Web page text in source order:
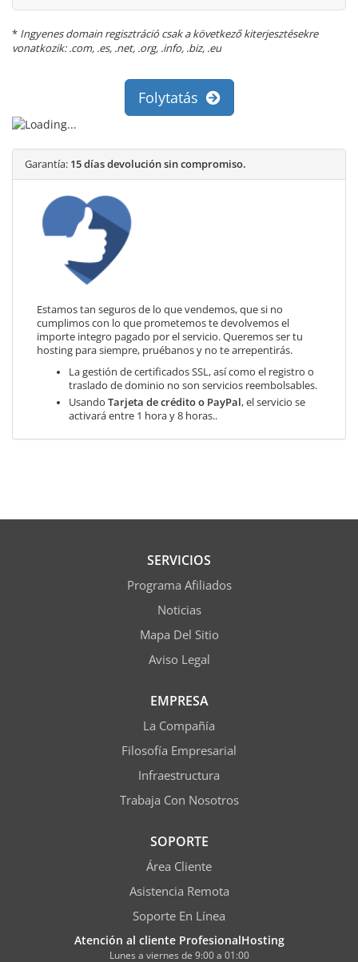
* Ingyenes domain regisztráció csak a következő kiterjesztésekre
vonatkozik: .com, .es, .net, .org, .info, .biz, .eu
Folytatás
Garantía: 15 días devolución sin compromiso.
Estamos tan seguros de lo que vendemos, que si no
cumplimos con lo que prometemos te devolvemos el
importe integro pagado por el servicio. Queremos ser tu
hosting para siempre, pruébanos y no te arrepentirás.
La gestión de certificados SSL, así como el registro o
traslado de dominio no son servicios reembolsables.
Usando Tarjeta de crédito o PayPal, el servicio se
activará entre 1 hora y 8 horas..
SERVICIOS
Programa Afiliados
Noticias
Mapa Del Sitio
Aviso Legal
EMPRESA
La Compañía
Filosofía Empresarial
Infraestructura
Trabaja Con Nosotros
SOPORTE
Área Cliente
Asistencia Remota
Soporte En Línea
Atención al cliente ProfesionalHosting
Lunes a viernes de 9:00 a 01:00